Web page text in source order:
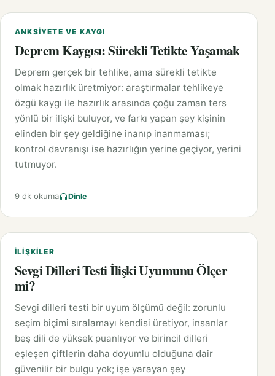
ANKSIYETE VE KAYGI
Deprem Kaygısı: Sürekli Tetikte Yaşamak
Deprem gerçek bir tehlike, ama sürekli tetikte
olmak hazırlık üretmiyor: araştırmalar tehlikeye
özgü kaygı ile hazırlık arasında çoğu zaman ters
yönlü bir ilişki buluyor, ve farkı yapan şey kişinin
elinden bir şey geldiğine inanıp inanmaması;
kontrol davranışı ise hazırlığın yerine geçiyor, yerini
tutmuyor.
9 dk okuma Dinle
İLIŞKILER
Sevgi Dilleri Testi İlişki Uyumunu Ölçer
mi?
Sevgi dilleri testi bir uyum ölçümü değil: zorunlu
seçim biçimi sıralamayı kendisi üretiyor, insanlar
beş dili de yüksek puanlıyor ve birincil dilleri
eşleşen çiftlerin daha doyumlu olduğuna dair
güvenilir bir bulgu yok; işe yarayan şey